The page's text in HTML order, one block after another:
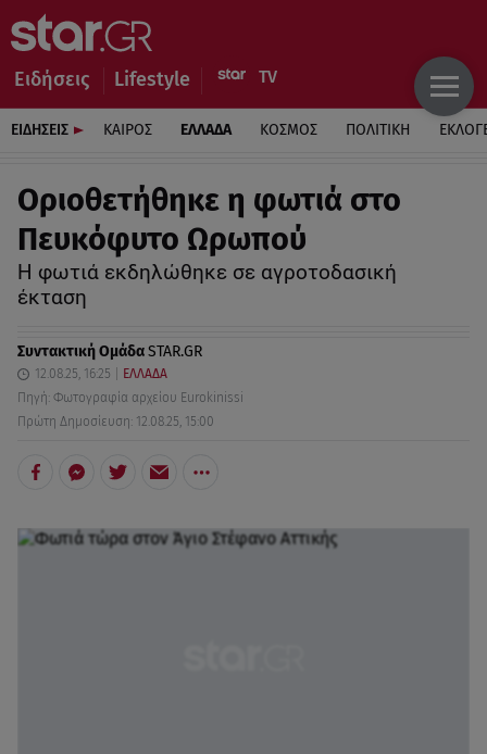
Ειδήσεις Lifestyle
ΕΙΔΗΣΕΙΣ ΚΑΙΡΟΣ ΕΛΛΑΔΑ ΚΟΣΜΟΣ ΠΟΛΙΤΙΚΗ
Οριοθετήθηκε η φωτιά στο
Πευκόφυτο Ωρωπού
Η φωτιά εκδηλώθηκε σε αγροτοδασική
έκταση
Συντακτική ΟμάδαSTAR.GR
12.08.25, 16:25
ΕΛΛΑΔΑ
Πηγή: Φωτογραφία αρχείου Eurokinissi
Πρώτη Δημοσίευση: 12.08.25, 15:00